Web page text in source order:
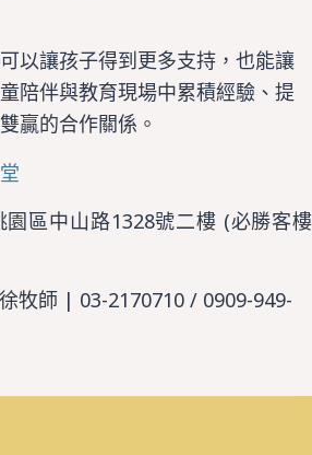
以讓孩子得到更多支持，也能讓
陪伴與教育現場中累積經驗、提
贏的合作關係。
區中山路1328號二樓 (必勝客樓
牧師 | 03-2170710 / 0909-949-